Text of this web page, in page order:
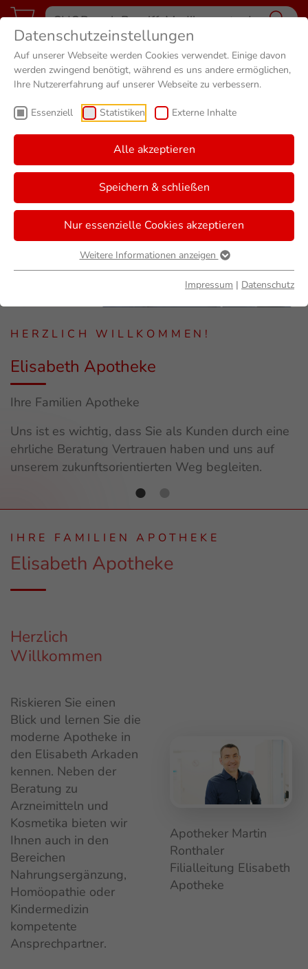
Datenschutzeinstellungen
Auf unserer Webseite werden Cookies verwendet. Einige davon
werden zwingend benötigt, während es uns andere ermöglichen,
Ihre Nutzererfahrung auf unserer Webseite zu verbessern.
Essenziell Statistiken Externe Inhalte
Alle akzeptieren
Speichern & schließen
Nur essenzielle Cookies akzeptieren
Weitere Informationen anzeigen
Impressum | Datenschutz
HERZLICH WILLKOMMEN!
Elisabeth Apotheke
Ihre Familien Apotheke
Uns ist es wichtig, dass Sie als Kunden durch eine
ehrliche Beratung Vertrauen haben und uns auf
unserem zukunftsorientierten Weg begleiten.
IHRE FAMILIEN APOTHEKE
Elisabeth Apotheke
Herzlich
Willkommen
Riskieren Sie einen
Blick und lernen Sie die
moderne Apotheke in
den Elisabeth Arkaden
kennen. Neben der
Beratung zu
Arzneimitteln und
Kosmetika bieten wir
Ihnen auch in den
Bereichen
Nahrungsergänzung,
Homöopathie oder
Kindermedizin
kompetente
Ansprechpartner.
Apotheker Martin
Ronthaler
Filialleitung Elisabeth
Apotheke